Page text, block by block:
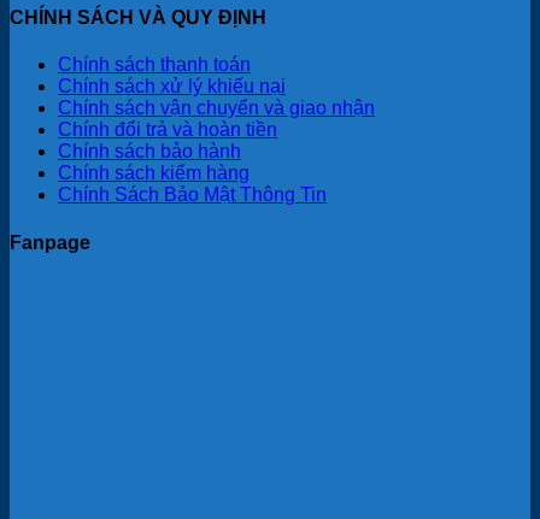
CHÍNH SÁCH VÀ QUY ĐỊNH
Chính sách thanh toán
Chính sách xử lý khiếu nại
Chính sách vận chuyển và giao nhận
Chính đổi trả và hoàn tiền
Chính sách bảo hành
Chính sách kiểm hàng
Chính Sách Bảo Mật Thông Tin
Fanpage